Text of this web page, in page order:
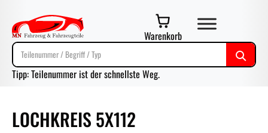
Warenkorb
Tipp: Teilenummer ist der schnellste Weg.
LOCHKREIS 5X112